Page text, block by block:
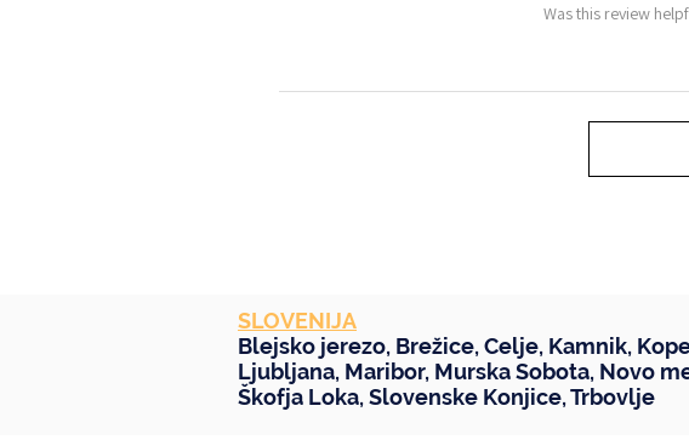
Was this review
SLOVENIJA
Blejsko jerezo, Brežice,Celje, Kamnik,
Ljubljana, Maribor, Murska Sobota, Novo
Škofja Loka,Slovenske Konjice,Trbovlje